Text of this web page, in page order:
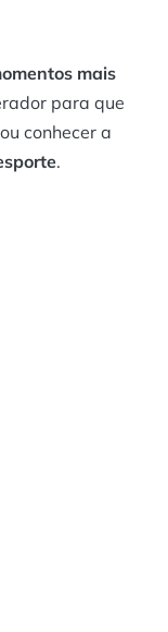
mais
para que
conhecer a
.